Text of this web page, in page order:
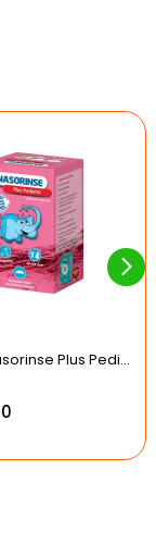
Abfen Nasorinse Plus Pediatrik Burun Yıkama Kiti